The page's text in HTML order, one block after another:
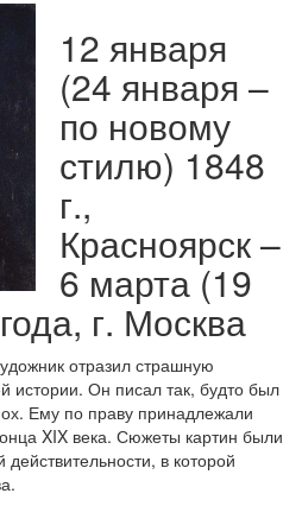
12 января
(24 января –
по новому
стилю) 1848
г.,
Красноярск –
6 марта (19
г. Москва
отразил страшную
истории. Он писал так, будто был
Ему по праву принадлежали
XIX века. Сюжеты картин были
действительности, в которой